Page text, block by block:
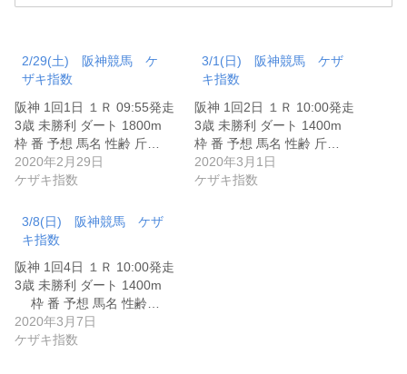
2/29(土) 阪神競馬 ケ
ザキ指数
阪神 1回1日 １Ｒ 09:55発走
3歳 未勝利 ダート 1800m
枠 番 予想 馬名 性齢 斤…
2020年2月29日
ケザキ指数
3/1(日) 阪神競馬 ケザ
キ指数
阪神 1回2日 １Ｒ 10:00発走
3歳 未勝利 ダート 1400m
枠 番 予想 馬名 性齢 斤…
2020年3月1日
ケザキ指数
3/8(日) 阪神競馬 ケザ
キ指数
阪神 1回4日 １Ｒ 10:00発走
3歳 未勝利 ダート 1400m
枠 番 予想 馬名 性齢…
2020年3月7日
ケザキ指数